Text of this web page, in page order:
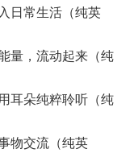
日常生活（纯英
量，流动起来（纯
耳朵纯粹聆听（纯
物交流（纯英